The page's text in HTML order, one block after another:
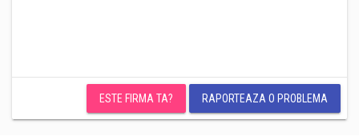
ESTE FIRMA TA? RAPORTEAZA O PROBLEMA